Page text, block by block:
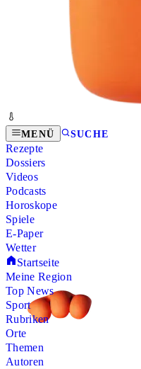
MENÜ SUCHE
Rezepte
Dossiers
Videos
Podcasts
Horoskope
Spiele
E-Paper
Wetter
Startseite
Meine Region
Top News
Sport
Rubriken
Orte
Themen
Autoren